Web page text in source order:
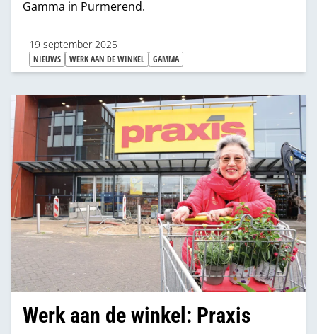
Gamma in Purmerend.
19 september 2025
NIEUWS WERK AAN DE WINKEL GAMMA
Werk aan de winkel: Praxis